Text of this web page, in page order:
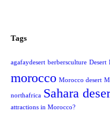
Tags
agafaydesert berbersculture Desert
morocco Morocco desert
northafrica Sahara
attractions in Morocco?